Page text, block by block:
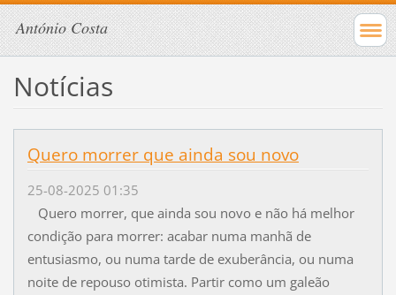
António Costa
Notícias
Quero morrer que ainda sou novo
25-08-2025 01:35
Quero morrer, que ainda sou novo e não há melhor
condição para morrer: acabar numa manhã de
entusiasmo, ou numa tarde de exuberância, ou numa
noite de repouso otimista. Partir como um galeão